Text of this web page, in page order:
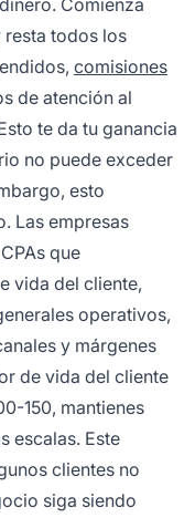
Comienza
todos los
comisiones
de atención al
te da tu ganancia
no puede exceder
esto
Las empresas
que
vida del cliente,
operativos,
y márgenes
de vida del cliente
150, mantienes
escalas. Este
clientes no
siga siendo